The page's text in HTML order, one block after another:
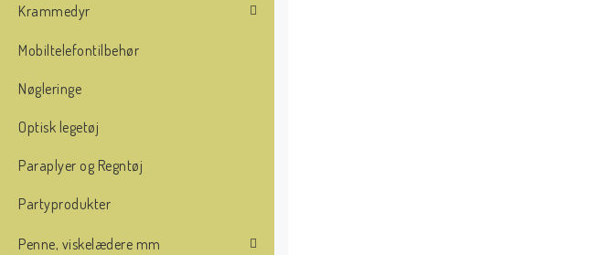
Krammedyr
Mobiltelefontilbehør
Nøgleringe
Optisk legetøj
Paraplyer og Regntøj
Partyprodukter
Penne, viskelædere mm